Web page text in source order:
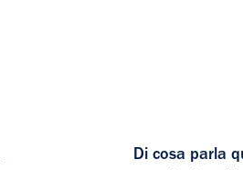
Di cosa parla